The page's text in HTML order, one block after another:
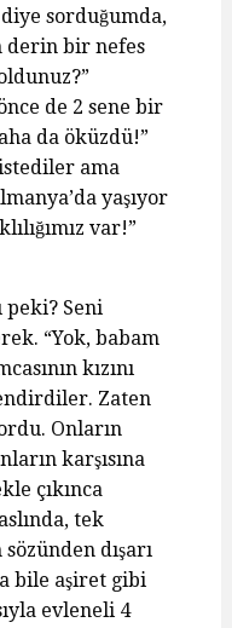
sorduğumda,
derin bir nefes
de 2 sene bir
da öküzdü!”
ama
yaşıyor
var!”
peki? Seni
“Yok, babam
kızını
Zaten
Onların
karşısına
çıkınca
tek
dışarı
bile aşiret gibi
evleneli 4